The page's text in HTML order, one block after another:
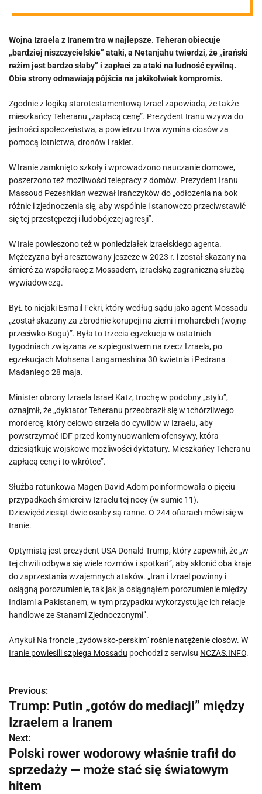
ciosów. W
Iranie powiesili
szpiega
Mossadu
Wojna Izraela z Iranem tra w najlepsze. Teheran obiecuje
„bardziej niszczycielskie” ataki, a Netanjahu twierdzi, że „irański
reżim jest bardzo słaby” i zapłaci za ataki na ludność cywilną.
Obie strony odmawiają pójścia na jakikolwiek kompromis.
Zgodnie z logiką starotestamentową Izrael zapowiada, że także
mieszkańcy Teheranu „zapłacą cenę”. Prezydent Iranu wzywa do
jedności społeczeństwa, a powietrzu trwa wymina ciosów za
pomocą lotnictwa, dronów i rakiet.
W Iranie zamknięto szkoły i wprowadzono nauczanie domowe,
poszerzono też możliwości telepracy z domów. Prezydent Iranu
Massoud Pezeshkian wezwał Irańczyków do „odłożenia na bok
różnic i zjednoczenia się, aby wspólnie i stanowczo przeciwstawić
się tej przestępczej i ludobójczej agresji”.
W Iraie powieszono też w poniedziałek izraelskiego agenta.
Mężczyzna był aresztowany jeszcze w 2023 r. i został skazany na
śmierć za współpracę z Mossadem, izraelską zagraniczną służbą
wywiadowczą.
ByŁ to niejaki Esmail Fekri, który według sądu jako agent Mossadu
„został skazany za zbrodnie korupcji na ziemi i moharebeh (wojnę
przeciwko Bogu)”. Była to trzecia egzekucja w ostatnich
tygodniach związana ze szpiegostwem na rzecz Izraela, po
egzekucjach Mohsena Langarneshina 30 kwietnia i Pedrana
Madaniego 28 maja.
Minister obrony Izraela Israel Katz, trochę w podobny „stylu”,
oznajmił, że „dyktator Teheranu przeobraził się w tchórzliwego
mordercę, który celowo strzela do cywilów w Izraelu, aby
powstrzymać IDF przed kontynuowaniem ofensywy, która
dziesiątkuje wojskowe możliwości dyktatury. Mieszkańcy Teheranu
zapłacą cenę i to wkrótce”.
Służba ratunkowa Magen David Adom poinformowała o pięciu
przypadkach śmierci w Izraelu tej nocy (w sumie 11).
Dziewięćdziesiąt dwie osoby są ranne. O 244 ofiarach mówi się w
Iranie.
Optymistą jest prezydent USA Donald Trump, który zapewnił, że „w
tej chwili odbywa się wiele rozmów i spotkań”, aby skłonić oba kraje
do zaprzestania wzajemnych ataków. „Iran i Izrael powinny i
osiągną porozumienie, tak jak ja osiągnąłem porozumienie między
Indiami a Pakistanem, w tym przypadku wykorzystując ich relacje
handlowe ze Stanami Zjednoczonymi”.
Artykuł Na froncie „żydowsko-perskim” rośnie natężenie ciosów. W
Iranie powiesili szpiega Mossadu pochodzi z serwisu NCZAS.INFO.
N
a
w
i
g
Previous:
Trump: Putin „gotów do mediacji” między
Izraelem a Iranem
Next:
Polski rower wodorowy właśnie trafił do
sprzedaży — może stać się światowym
hitem